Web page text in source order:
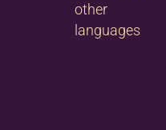
0910-76 46 41
070-971 18 67
other
languages